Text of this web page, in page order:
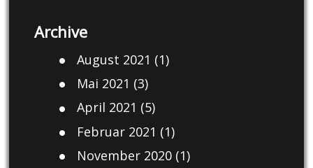
Archive
August 2021 (1)
Mai 2021 (3)
April 2021 (5)
Februar 2021 (1)
November 2020(1)